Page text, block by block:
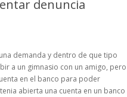
denuncia
demanda y dentro de que tipo
a un gimnasio con un amigo, pero
en el banco para poder
abierta una cuenta en un banco